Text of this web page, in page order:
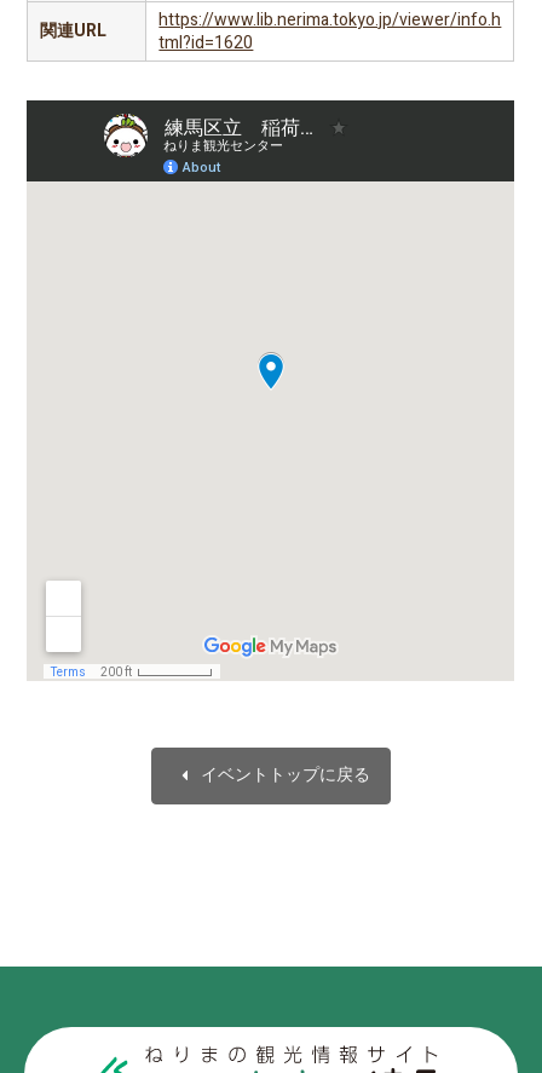
関連URL
https://www.lib.nerima.tokyo.jp/viewer/info.h
tml?id=1620
arrow_left イベントトップに戻る